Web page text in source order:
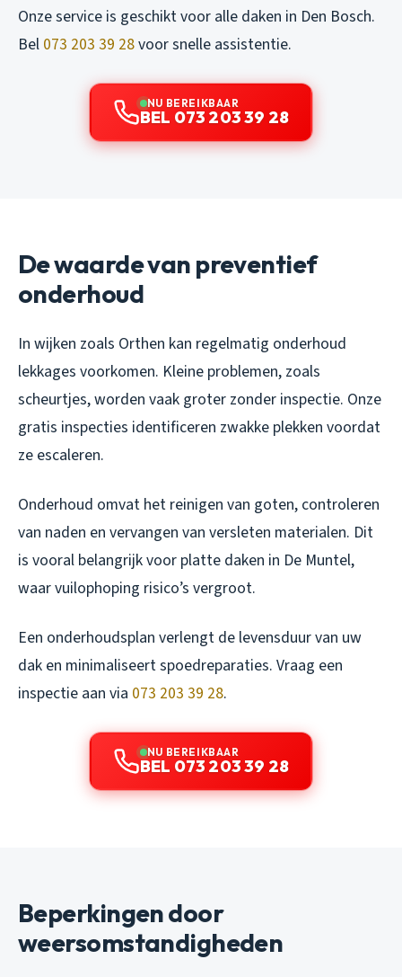
Onze service is geschikt voor alle daken in Den Bosch.
Bel 073 203 39 28voor snelle assistentie.
NU BEREIKBAAR
BEL 073 203 39 28
De waarde van preventief
onderhoud
In wijken zoals Orthen kan regelmatig onderhoud
lekkages voorkomen. Kleine problemen, zoals
scheurtjes, worden vaak groter zonder inspectie. Onze
gratis inspecties identificeren zwakke plekken voordat
ze escaleren.
Onderhoud omvat het reinigen van goten, controleren
van naden en vervangen van versleten materialen. Dit
is vooral belangrijk voor platte daken in De Muntel,
waar vuilophoping risico’s vergroot.
Een onderhoudsplan verlengt de levensduur van uw
dak en minimaliseert spoedreparaties. Vraag een
inspectie aan via 073 203 39 28.
NU BEREIKBAAR
BEL 073 203 39 28
Beperkingen door
weersomstandigheden